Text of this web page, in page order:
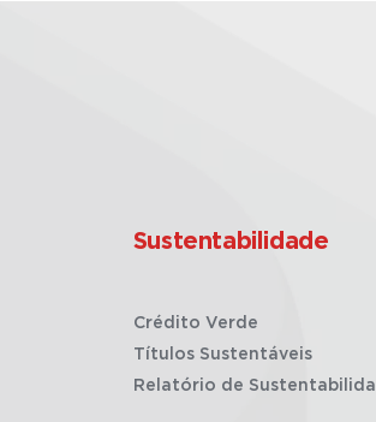
Sustentabilidade
Crédito Verde
Títulos Sustentáveis
Relatório de